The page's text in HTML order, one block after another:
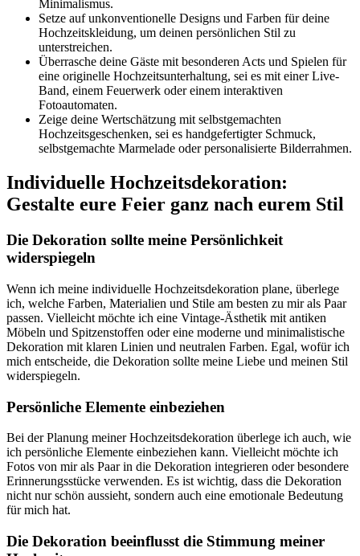
Minimalismus.
Setze auf unkonventionelle Designs und Farben für deine
Hochzeitskleidung, um deinen persönlichen Stil zu
unterstreichen.
Überrasche deine Gäste mit besonderen Acts und Spielen für
eine originelle Hochzeitsunterhaltung, sei es mit einer Live-
Band, einem Feuerwerk oder einem interaktiven
Fotoautomaten.
Zeige deine Wertschätzung mit selbstgemachten
Hochzeitsgeschenken, sei es handgefertigter Schmuck,
selbstgemachte Marmelade oder personalisierte Bilderrahmen.
Individuelle Hochzeitsdekoration:
Gestalte eure Feier ganz nach eurem Stil
Die Dekoration sollte meine Persönlichkeit
widerspiegeln
Wenn ich meine individuelle Hochzeitsdekoration plane, überlege
ich, welche Farben, Materialien und Stile am besten zu mir als Paar
passen. Vielleicht möchte ich eine Vintage-Ästhetik mit antiken
Möbeln und Spitzenstoffen oder eine moderne und minimalistische
Dekoration mit klaren Linien und neutralen Farben. Egal, wofür ich
mich entscheide, die Dekoration sollte meine Liebe und meinen Stil
widerspiegeln.
Persönliche Elemente einbeziehen
Bei der Planung meiner Hochzeitsdekoration überlege ich auch, wie
ich persönliche Elemente einbeziehen kann. Vielleicht möchte ich
Fotos von mir als Paar in die Dekoration integrieren oder besondere
Erinnerungsstücke verwenden. Es ist wichtig, dass die Dekoration
nicht nur schön aussieht, sondern auch eine emotionale Bedeutung
für mich hat.
Die Dekoration beeinflusst die Stimmung meiner